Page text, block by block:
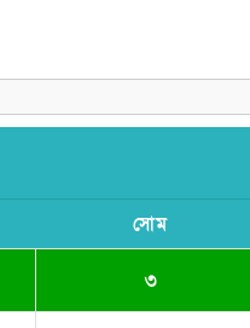
নয়: ভারপ্রাপ্ত রাষ্ট্রপতি
সোম
৩